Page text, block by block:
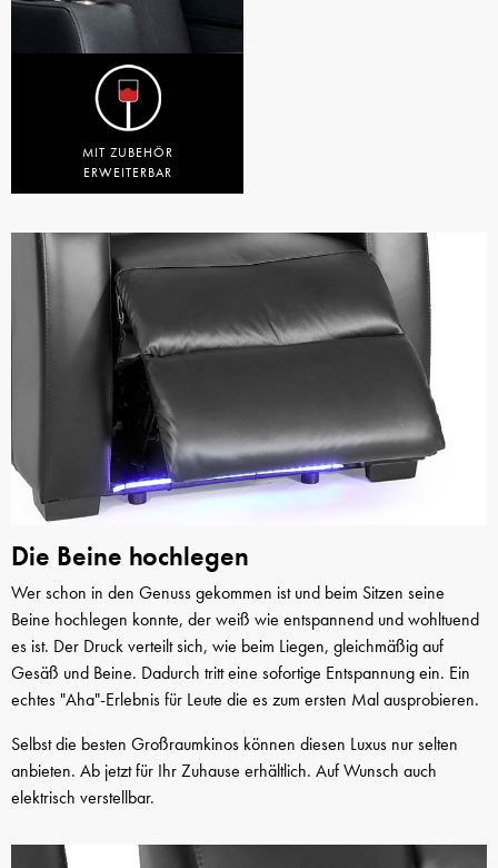
MIT ZUBEHÖR
ERWEITERBAR
Die Beine hochlegen
Wer schon in den Genuss gekommen ist und beim Sitzen seine
Beine hochlegen konnte, der weiß wie entspannend und wohltuend
es ist. Der Druck verteilt sich, wie beim Liegen, gleichmäßig auf
Gesäß und Beine. Dadurch tritt eine sofortige Entspannung ein. Ein
echtes "Aha"-Erlebnis für Leute die es zum ersten Mal ausprobieren.
Selbst die besten Großraumkinos können diesen Luxus nur selten
anbieten. Ab jetzt für Ihr Zuhause erhältlich. Auf Wunsch auch
elektrisch verstellbar.